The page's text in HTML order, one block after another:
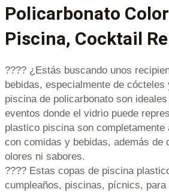
Policarbonato
Piscina, Cocktail
???? ¿Estás buscando unos
bebidas, especialmente de
piscina de policarbonato son
eventos donde el vidrio puede
plastico piscina son
con comidas y bebidas, además de
olores ni sabores.
???? Estas copas de piscina
cumpleaños, piscinas, pícnics,